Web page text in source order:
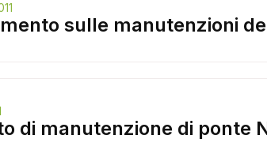
sulle manutenzioni
di manutenzione di ponte